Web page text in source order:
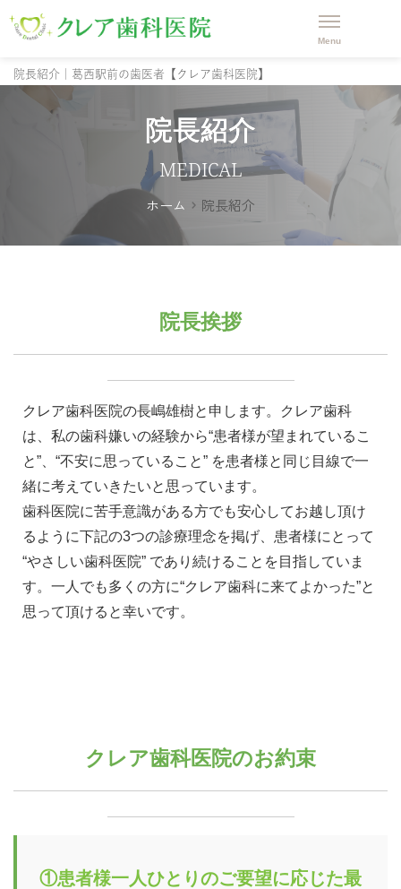
院長紹介｜葛西駅前の歯医者【クレア歯科医院】
院長紹介
MEDICAL
ホーム 院長紹介
院長挨拶
クレア歯科医院の長嶋雄樹と申します。クレア歯科
は、私の歯科嫌いの経験から“患者様が望まれているこ
と”、“不安に思っていること” を患者様と同じ目線で一
緒に考えていきたいと思っています。
歯科医院に苦手意識がある方でも安心してお越し頂け
るように下記の3つの診療理念を掲げ、患者様にとって
“やさしい歯科医院” であり続けることを目指していま
す。一人でも多くの方に“クレア歯科に来てよかった”と
思って頂けると幸いです。
クレア歯科医院のお約束
①患者様一人ひとりのご要望に応じた最